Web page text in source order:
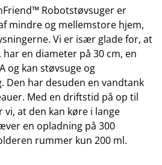
Robotstøvsuger er
mindre og mellemstore hjem,
Vi er især glade for, at
en diameter på 30 cm, en
og kan støvsuge og
Den har desuden en vandtank
Med en driftstid på op til
at den kan køre i lange
en opladning på 300
rummer kun 200 ml.